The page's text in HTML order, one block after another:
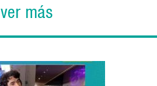
ver más